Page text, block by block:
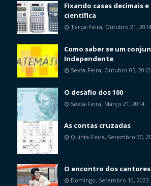
Fixando casas decimais
científica
Terça-Feira, Outubro 21, 2014
Como saber se um
Independente
Sexta-Feira, Outubro 05, 2012
O desafio dos 100
Sexta-Feira, Março 21, 2014
As contas cruzadas
Quinta-Feira, Setembro 30,
O encontro dos cantores
Domingo, Setembro 10, 2023